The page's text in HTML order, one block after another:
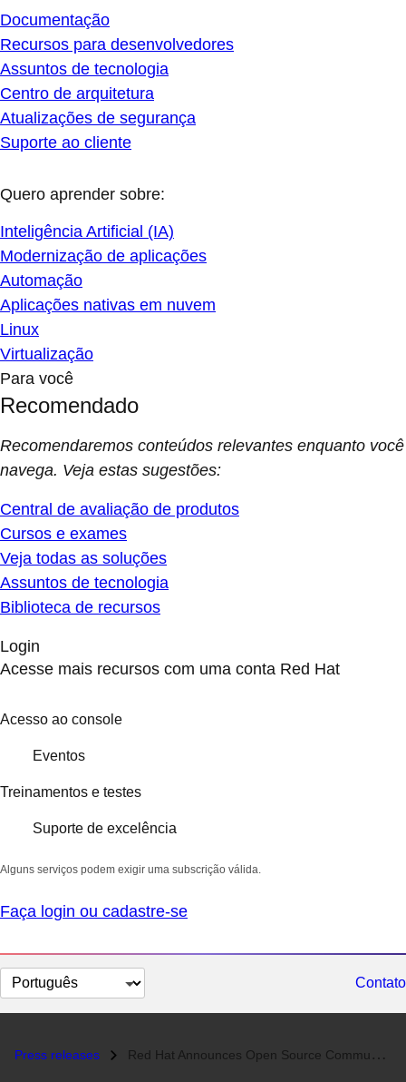
Documentação
Recursos para desenvolvedores
Assuntos de tecnologia
Centro de arquitetura
Atualizações de segurança
Suporte ao cliente
Quero aprender sobre:
Inteligência Artificial (IA)
Modernização de aplicações
Automação
Aplicações nativas em nuvem
Linux
Virtualização
Para você
Recomendado
Recomendaremos conteúdos relevantes enquanto você
navega. Veja estas sugestões:
Central de avaliação de produtos
Cursos e exames
Veja todas as soluções
Assuntos de tecnologia
Biblioteca de recursos
Login
Acesse mais recursos com uma conta Red Hat
Acesso ao console
Eventos
Treinamentos e testes
Suporte de excelência
Alguns serviços podem exigir uma subscrição válida.
Faça login ou cadastre-se
Selecionar
idioma
Contato
Press releases Red Hat Announces Open Source Community Project for JBoss Middleware M...